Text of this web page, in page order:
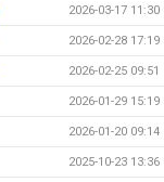
2026-03-17 11:30
2026-02-28 17:19
2026-02-25 09:51
2026-01-29 15:19
2026-01-20 09:14
2025-10-23 13:36